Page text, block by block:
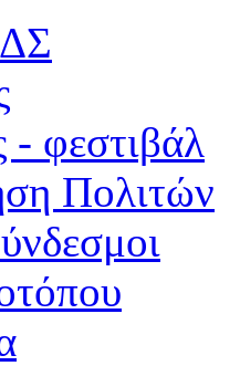
- φεστιβάλ
Πολιτών